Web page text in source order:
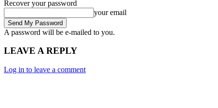
Recover your password
your email
A password will be e-mailed to you.
LEAVE A REPLY
Log in to leave a comment